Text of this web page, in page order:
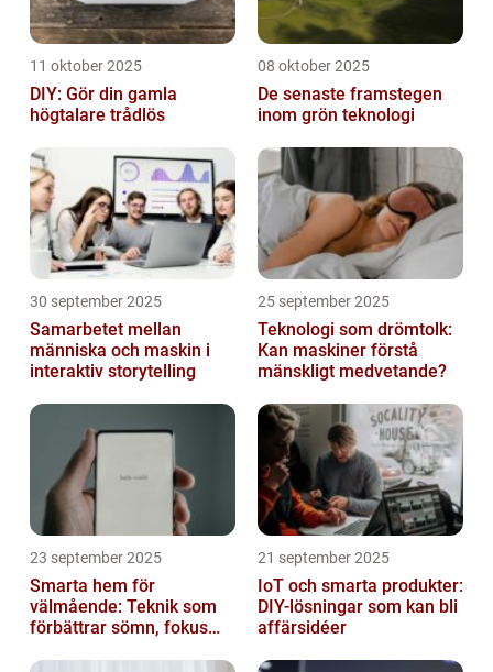
11 oktober 2025
DIY: Gör din gamla
högtalare trådlös
08 oktober 2025
De senaste framstegen
inom grön teknologi
30 september 2025
Samarbetet mellan
människa och maskin i
interaktiv storytelling
25 september 2025
Teknologi som drömtolk:
Kan maskiner förstå
mänskligt medvetande?
23 september 2025
Smarta hem för
välmående: Teknik som
förbättrar sömn, fokus
21 september 2025
IoT och smarta produkter:
DIY-lösningar som kan bli
affärsidéer